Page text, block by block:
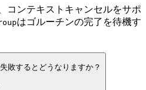
コンテキストキャンセルをサポ
はゴルーチンの完了を待機す
敗するとどうなりますか？